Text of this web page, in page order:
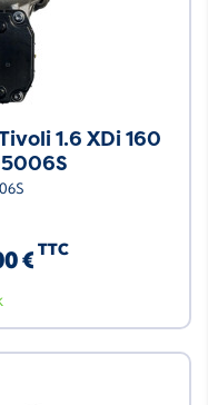
1.6 XDi 160
€ TTC